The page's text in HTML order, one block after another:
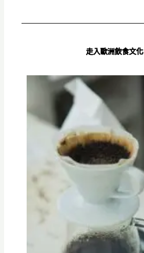
走入歐洲飲食文化